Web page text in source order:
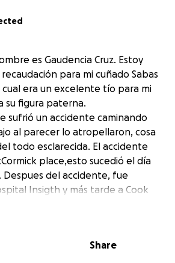
es Gaudencia Cruz. Estoy
para mi cuñado Sabas
cual era un excelente tío para mi
su figura paterna.
sufrió un accidente caminando
al parecer lo atropellaron, cosa
todo esclarecida. El accidente
place,esto sucedió el día
Despues del accidente, fue
Insigth y más tarde a Cook
tuvo que ser atendido
familiares cercanos solo
Share